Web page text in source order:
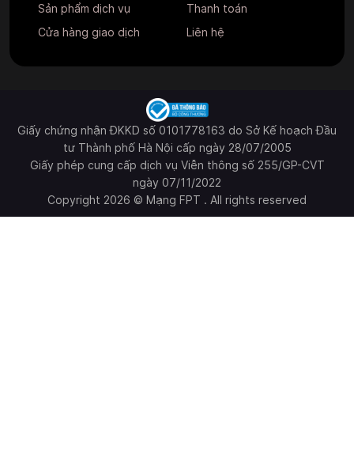
Sản phẩm dịch vụ
Cửa hàng giao dịch
Thanh toán
Liên hệ
Giấy chứng nhận ĐKKD số 0101778163 do Sở Kế hoạch Đầu
tư Thành phố Hà Nội cấp ngày 28/07/2005
Giấy phép cung cấp dịch vụ Viễn thông số 255/GP-CVT
ngày 07/11/2022
Copyright 2026 © Mạng FPT . All rights reserved